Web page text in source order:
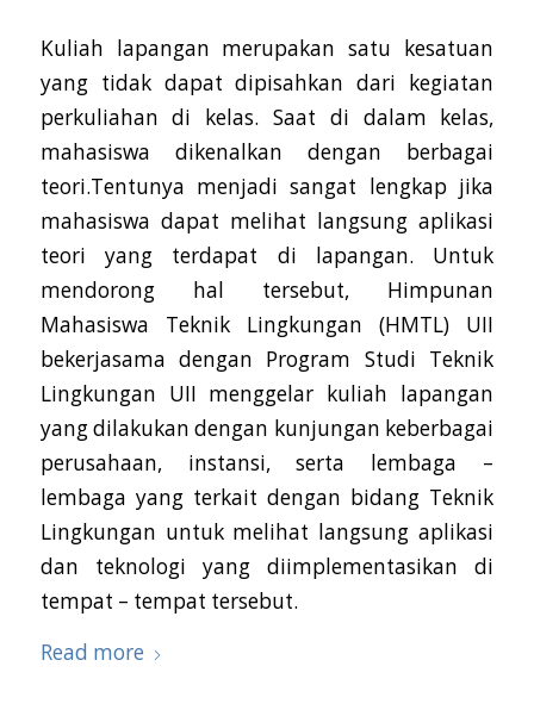
Kuliah lapangan merupakan satu kesatuan
yang tidak dapat dipisahkan dari kegiatan
perkuliahan di kelas. Saat di dalam kelas,
mahasiswa dikenalkan dengan berbagai
teori.Tentunya menjadi sangat lengkap jika
mahasiswa dapat melihat langsung aplikasi
teori yang terdapat di lapangan. Untuk
mendorong hal tersebut, Himpunan
Mahasiswa Teknik Lingkungan (HMTL) UII
bekerjasama dengan Program Studi Teknik
Lingkungan UII menggelar kuliah lapangan
yang dilakukan dengan kunjungan keberbagai
perusahaan, instansi, serta lembaga –
lembaga yang terkait dengan bidang Teknik
Lingkungan untuk melihat langsung aplikasi
dan teknologi yang diimplementasikan di
tempat – tempat tersebut.
Read more